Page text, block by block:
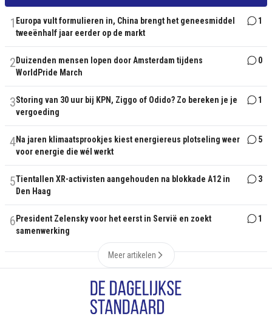
1 Europa vult formulieren in, China brengt het geneesmiddel
tweeënhalf jaar eerder op de markt
1
2 Duizenden mensen lopen door Amsterdam tijdens
WorldPride March
0
3Storing van 30 uur bij KPN, Ziggo of Odido? Zo bereken je je
vergoeding
1
4Na jaren klimaatsprookjes kiest energiereus plotseling weer
voor energie die wél werkt
5
5Tientallen XR-activisten aangehouden na blokkade A12 in
Den Haag
3
6 President Zelensky voor het eerst in Servië en zoekt
samenwerking
1
Meer artikelen